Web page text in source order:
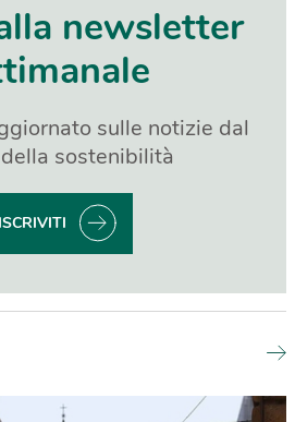
newsletter
sulle notizie dal
sostenibilità
ISCRIVITI